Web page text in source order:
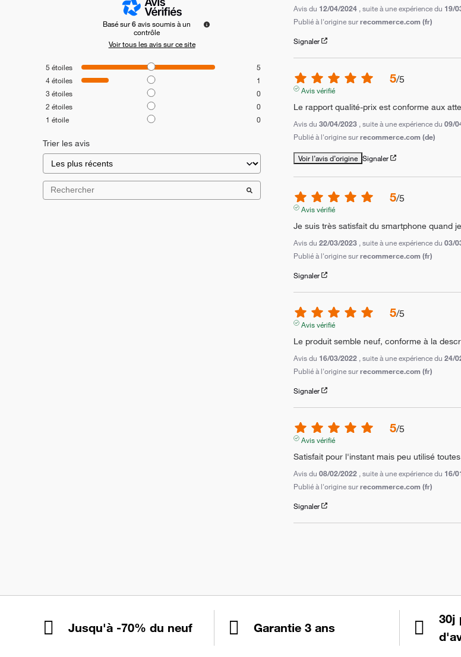
Basé sur6 avis soumis à un
contrôle
Voir tous les avis sur ce site
5 étoiles
5
4étoiles
1
3 étoiles
0
2 étoiles
0
1 étoile 0
Trier les avis
Avis du 12/04/2024 , suite à une expérience du 19/
Publié à l'origine surrecommerce.com (fr)
Signaler
5/5
Avis vérifié
Le rapport qualité-prix est conforme aux
Avis du30/04/2023 , suite à une expérience du09/
Publié à l'origine surrecommerce.com (de)
Voir l’avis d’origine Signaler
5/5
Avis vérifié
Je suis très satisfait du smartphone quand
Avis du22/03/2023 , suite à une expérience du03/
Publié à l'origine surrecommerce.com (fr)
Signaler
5/5
Avis vérifié
Le produit semble neuf, conforme à la
Avis du 16/03/2022 , suite à une expérience du24/
Publié à l'origine surrecommerce.com (fr)
Signaler
5/5
Avis vérifié
Satisfait pour l'instant mais peu utilisé
Avis du08/02/2022 , suite à une expérience du 16/
Publié à l'origine surrecommerce.com (fr)
Signaler
Jusqu'à -70% du neuf Garantie 3 ans
30j